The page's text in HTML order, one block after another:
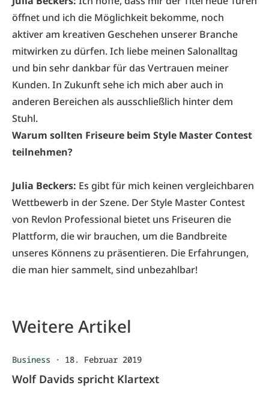
öffnet und ich die Möglichkeit bekomme, noch
aktiver am kreativen Geschehen unserer Branche
mitwirken zu dürfen. Ich liebe meinen Salonalltag
und bin sehr dankbar für das Vertrauen meiner
Kunden. In Zukunft sehe ich mich aber auch in
anderen Bereichen als ausschließlich hinter dem
Stuhl.
Warum sollten Friseure beim Style Master Contest
teilnehmen?
Julia Beckers: Es gibt für mich keinen vergleichbaren
Wettbewerb in der Szene. Der Style Master Contest
von Revlon Professional bietet uns Friseuren die
Plattform, die wir brauchen, um die Bandbreite
unseres Könnens zu präsentieren. Die Erfahrungen,
die man hier sammelt, sind unbezahlbar!
Weitere Artikel
Business · 18. Februar 2019
Wolf Davids spricht Klartext